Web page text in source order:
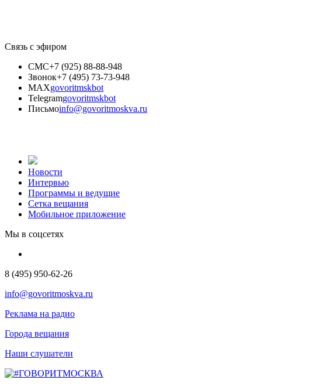
Связь с эфиром
СМС+7 (925) 88-88-948
Звонок+7 (495) 73-73-948
MAXgovoritmskbot
Telegramgovoritmskbot
Письмоinfo@govoritmoskva.ru
Новости
Интервью
Программы и ведущие
Сетка вещания
Мобильное приложение
Мы в соцсетях
8 (495) 950-62-26
info@govoritmoskva.ru
Реклама на радио
Города вещания
Наши слушатели